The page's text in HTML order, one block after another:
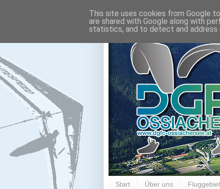
Start Über uns Fluggebiet
This site uses cookies from Google
are shared with Google along with
statistics, and to detect and address